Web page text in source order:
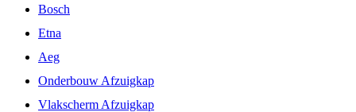
Bosch
Etna
Aeg
Onderbouw Afzuigkap
Vlakscherm Afzuigkap